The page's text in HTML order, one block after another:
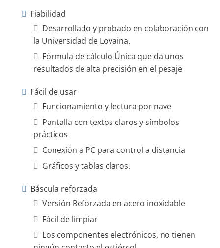
Fiabilidad
Desarrollado y probado en colaboración con
la Universidad de Lovaina.
Fórmula de cálculo Única que da unos
resultados de alta precisión en el pesaje
Fácil de usar
Funcionamiento y lectura por nave
Pantalla con textos claros y símbolos
prácticos
Conexión a PC para control a distancia
Gráficos y tablas claros.
Báscula reforzada
Versión Reforzada en acero inoxidable
Fácil de limpiar
Los componentes electrónicos, no tienen